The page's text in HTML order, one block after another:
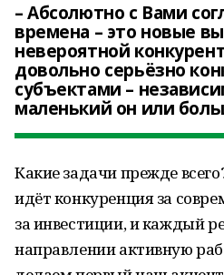
– Абсолютно с Вами
времена – это новые
невероятной
довольно серьёзно
субъектами –
маленький он или
Какие задачи прежде
идёт конкуренция за
за инвестиции, и каждый
направлении активную